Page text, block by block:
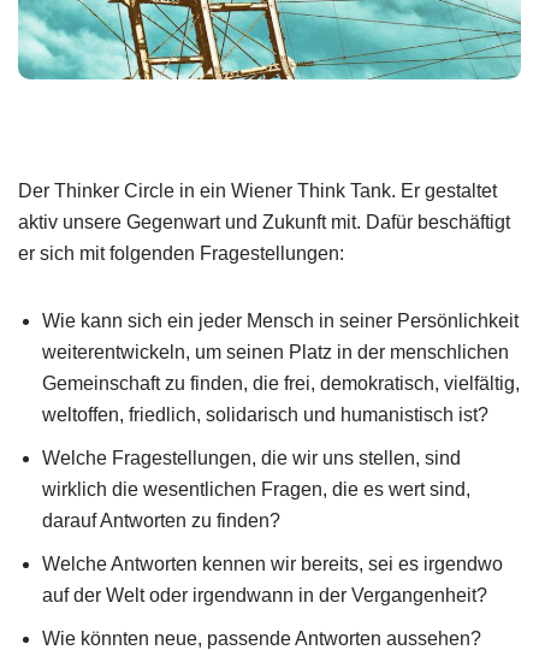
Der Thinker Circle in ein Wiener Think Tank. Er gestaltet
aktiv unsere Gegenwart und Zukunft mit. Dafür beschäftigt
er sich mit folgenden Fragestellungen:
Wie kann sich ein jeder Mensch in seiner Persönlichkeit
weiterentwickeln, um seinen Platz in der menschlichen
Gemeinschaft zu finden, die frei, demokratisch, vielfältig,
weltoffen, friedlich, solidarisch und humanistisch ist?
Welche Fragestellungen, die wir uns stellen, sind
wirklich die wesentlichen Fragen, die es wert sind,
darauf Antworten zu finden?
Welche Antworten kennen wir bereits, sei es irgendwo
auf der Welt oder irgendwann in der Vergangenheit?
Wie könnten neue, passende Antworten aussehen?